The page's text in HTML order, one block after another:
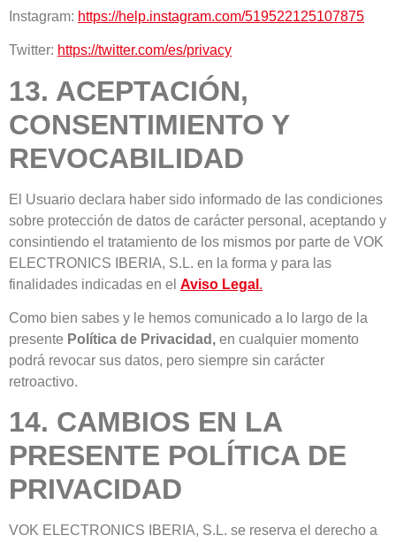
Instagram: https://help.instagram.com/519522125107875
Twitter: https://twitter.com/es/privacy
13. ACEPTACIÓN,
CONSENTIMIENTO Y
REVOCABILIDAD
El Usuario declara haber sido informado de las condiciones
sobre protección de datos de carácter personal, aceptando y
consintiendo el tratamiento de los mismos por parte de VOK
ELECTRONICS IBERIA, S.L. en la forma y para las
finalidades indicadas en el Aviso Legal .
Como bien sabes y le hemos comunicado a lo largo de la
presente Política de Privacidad, en cualquier momento
podrá revocar sus datos, pero siempre sin carácter
retroactivo.
14. CAMBIOS EN LA
PRESENTE POLÍTICA DE
PRIVACIDAD
VOK ELECTRONICS IBERIA, S.L. se reserva el derecho a